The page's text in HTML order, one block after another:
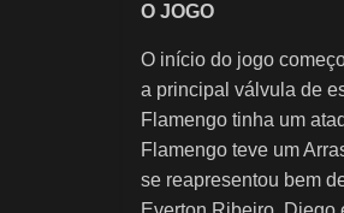
O JOGO
O início do jogo
a principal válvula de
Flamengo tinha um
Flamengo teve um
se reapresentou bem